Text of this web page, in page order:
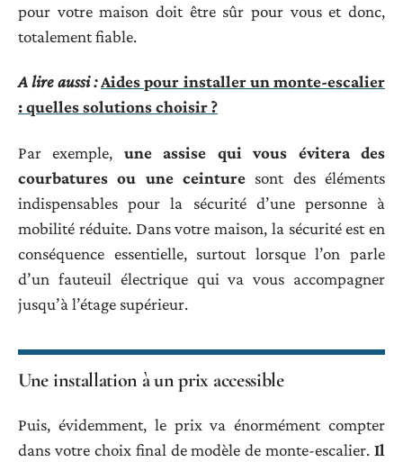
pour votre maison doit être sûr pour vous et donc,
totalement fiable.
A lire aussi : Aides pour installer un monte-escalier
: quelles solutions choisir ?
Par exemple, une assise qui vous évitera des
courbatures ou une ceinture sont des éléments
indispensables pour la sécurité d’une personne à
mobilité réduite. Dans votre maison, la sécurité est en
conséquence essentielle, surtout lorsque l’on parle
d’un fauteuil électrique qui va vous accompagner
jusqu’à l’étage supérieur.
Une installation à un prix accessible
Puis, évidemment, le prix va énormément compter
dans votre choix final de modèle de monte-escalier. Il